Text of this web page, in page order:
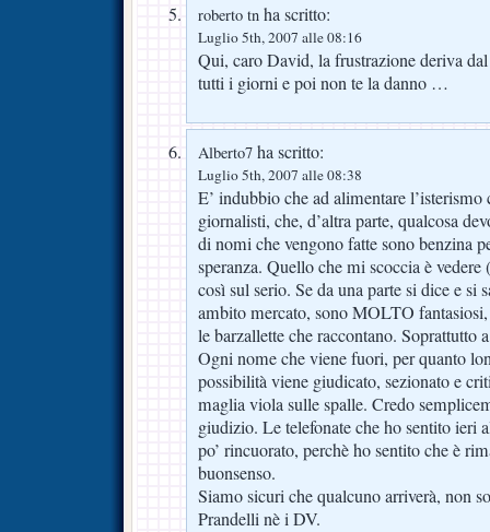
roberto tn ha scritto:
Luglio 5th, 2007 alle 08:16
Qui, caro David, la frustrazione deriva
tutti i giorni e poi non te la danno …
Alberto7 ha scritto:
Luglio 5th, 2007 alle 08:38
E’ indubbio che ad alimentare
giornalisti, che, d’altra parte, qualcosa
di nomi che vengono fatte sono benzina
speranza. Quello che mi scoccia è
così sul serio. Se da una parte si dice e si
ambito mercato, sono MOLTO
le barzallette che raccontano. Soprattutto
Ogni nome che viene fuori, per quanto
possibilità viene giudicato, sezionato e
maglia viola sulle spalle. Credo
giudizio. Le telefonate che ho sentito ieri
po’ rincuorato, perchè ho sentito che è
buonsenso.
Siamo sicuri che qualcuno arriverà, non
Prandelli nè i DV.